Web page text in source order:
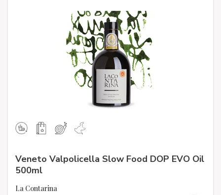
Veneto Valpolicella Slow Food DOP EVO Oil
500ml
La Contarina